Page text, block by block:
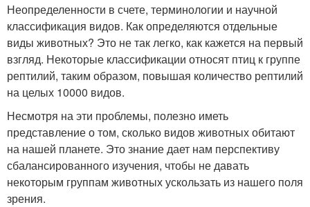
Неопределенности в счете, терминологии и научной
классификация видов. Как определяются отдельные
виды животных? Это не так легко, как кажется на первый
взгляд. Некоторые классификации относят птиц к группе
рептилий, таким образом, повышая количество рептилий
на целых 10000 видов.
Несмотря на эти проблемы, полезно иметь
представление о том, сколько видов животных обитают
на нашей планете. Это знание дает нам перспективу
сбалансированного изучения, чтобы не давать
некоторым группам животных ускользать из нашего поля
зрения.